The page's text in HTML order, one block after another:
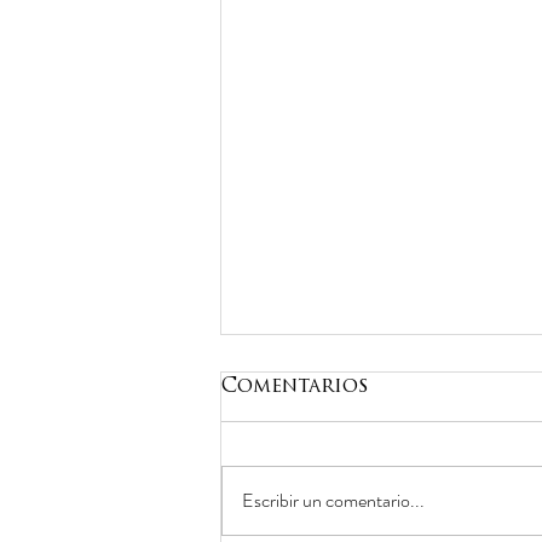
DOS COLORES
Comentarios
Escribir un comentario...